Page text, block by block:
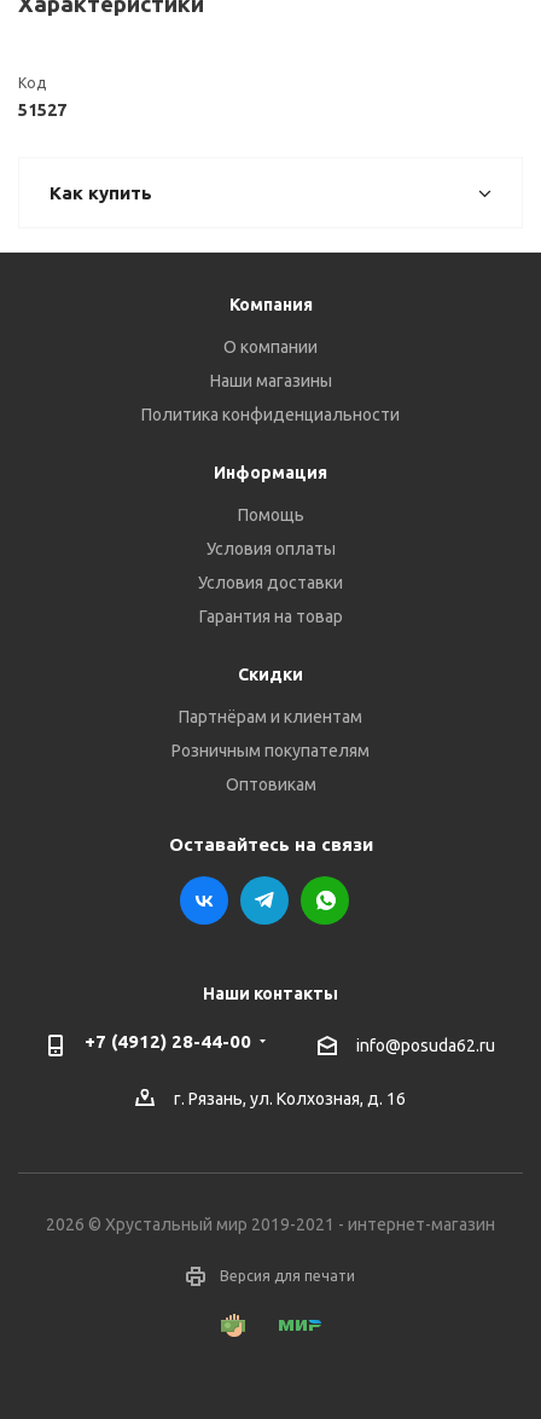
Код
51527
Как купить
Компания
О компании
Наши магазины
Политика конфиденциальности
Информация
Помощь
Условия оплаты
Условия доставки
Гарантия на товар
Скидки
Партнёрам и клиентам
Розничным покупателям
Оптовикам
Оставайтесь на связи
Наши контакты
+7 (4912) 28-44-00 info@posuda62.ru
г. Рязань, ул. Колхозная, д. 16
2026 © Хрустальный мир 2019-2021 - интернет-магазин
Версия для печати